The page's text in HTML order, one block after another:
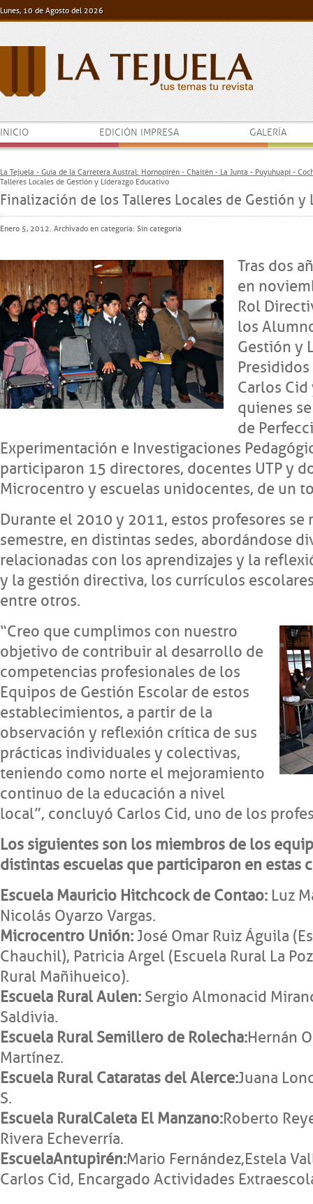
Lunes, 10 de Agosto del 2026
INICIO EDICIÓN IMPRESA GALERÍA
La Tejuela - Guía de la Carretera Austral: Hornopirén - Chaitén - La Junta - Puyuhuapi -
Talleres Locales de Gestión y Liderazgo Educativo
Finalización de los Talleres Locales de Gestión y
Enero 5, 2012. Archivado en categoría: Sin categoría
Tras dos
en
Rol
los
Gestión y
Carlos
quienes
de
Experimentación e Investigaciones
participaron 15 directores, docentes UTP y
Microcentro y escuelas unidocentes, de un
Durante el 2010 y 2011, estos profesores
semestre, en distintas sedes, abordándose
relacionadas con los aprendizajes y la
y la gestión directiva, los currículos
entre otros.
“Creo que cumplimos con nuestro
objetivo de contribuir al desarrollo de
competencias profesionales de los
Equipos de Gestión Escolar de estos
establecimientos, a partir de la
observación y reflexión crítica de sus
prácticas individuales y colectivas,
teniendo como norte el mejoramiento
continuo de la educación a nivel
local”, concluyó Carlos Cid, uno de los
Los siguientes son los miembros de los
distintas escuelas que participaron en estas
Escuela Mauricio Hitchcock de Contao: Luz
Nicolás Oyarzo Vargas.
Microcentro Unión:José Omar Ruiz Águila
Chauchil), Patricia Argel (Escuela Rural La
Rural Mañihueico).
Escuela Rural Aulen: Sergio Almonacid
Saldivia.
Escuela Rural Semillero de Rolecha:Hernán
Martínez.
Escuela Rural Cataratas del Alerce:Juana
S.
Escuela RuralCaleta El Manzano:Roberto
Rivera Echeverría.
EscuelaAntupirén:Mario Fernández, Estela
Carlos Cid, Encargado Actividades